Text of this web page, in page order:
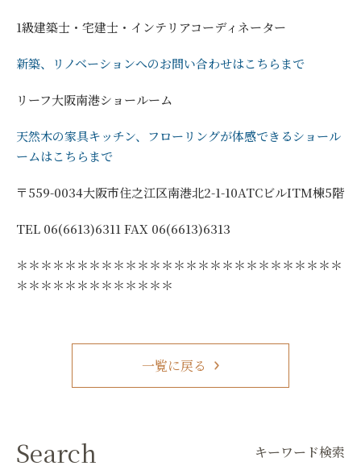
1級建築士・宅建士・インテリアコーディネーター
新築、リノベーションへのお問い合わせはこちらまで
リーフ大阪南港ショールーム
天然木の家具キッチン、フローリングが体感できるショール
ームはこちらまで
〒559-0034大阪市住之江区南港北2-1-10ATCビルITM棟5階
TEL 06(6613)6311 FAX 06(6613)6313
＊＊＊＊＊＊＊＊＊＊＊＊＊＊＊＊＊＊＊＊＊＊＊＊＊＊＊
＊＊＊＊＊＊＊＊＊＊＊＊＊
一覧に戻る
Search キーワード検索